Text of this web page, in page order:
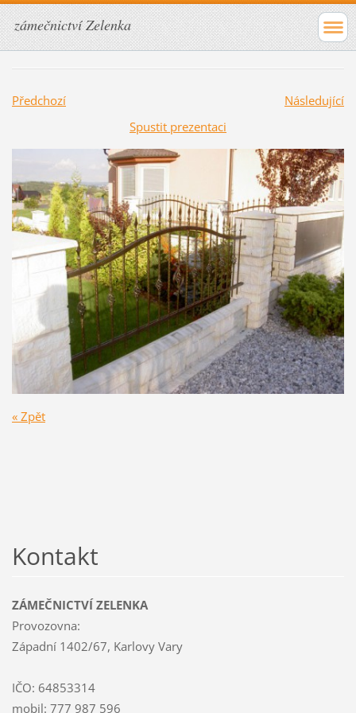
zámečnictví Zelenka
Předchozí
Následující
Spustit prezentaci
« Zpět
Kontakt
ZÁMEČNICTVÍ ZELENKA
Provozovna:
Západní 1402/67, Karlovy Vary
IČO: 64853314
mobil: 777 987 596